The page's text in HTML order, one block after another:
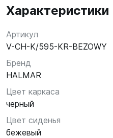
Характеристики
Артикул
V-CH-K/595-KR-BEZOWY
Бренд
HALMAR
Цвет каркаса
черный
Цвет сиденья
бежевый